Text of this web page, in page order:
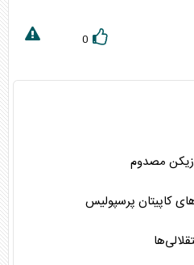
0
کاپیتان پرسپولیس